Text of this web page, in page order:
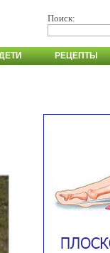
Поиск:
РЕЦЕПТЫ